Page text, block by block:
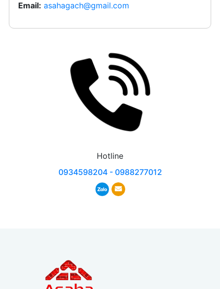
Email: asahagach@gmail.com
Hotline
0934598204 - 0988277012